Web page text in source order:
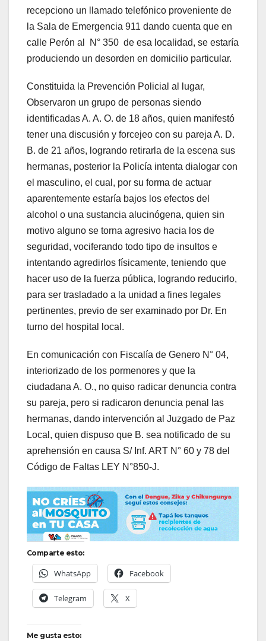
recepciono un llamado telefónico proveniente de
la Sala de Emergencia 911 dando cuenta que en
calle Perón al N° 350 de esa localidad, se estaría
produciendo un desorden en domicilio particular.
Constituida la Prevención Policial al lugar,
Observaron un grupo de personas siendo
identificadas A. A. O. de 18 años, quien manifestó
tener una discusión y forcejeo con su pareja A. D.
B. de 21 años, logrando retirarla de la escena sus
hermanas, posterior la Policía intenta dialogar con
el masculino, el cual, por su forma de actuar
aparentemente estaría bajos los efectos del
alcohol o una sustancia alucinógena, quien sin
motivo alguno se torna agresivo hacia los de
seguridad, vociferando todo tipo de insultos e
intentando agredirlos físicamente, teniendo que
hacer uso de la fuerza pública, logrando reducirlo,
para ser trasladado a la unidad a fines legales
pertinentes, previo de ser examinado por Dr. En
turno del hospital local.
En comunicación con Fiscalía de Genero N° 04,
interiorizado de los pormenores y que la
ciudadana A. O., no quiso radicar denuncia contra
su pareja, pero si radicaron denuncia penal las
hermanas, dando intervención al Juzgado de Paz
Local, quien dispuso que B. sea notificado de su
aprehensión en causa S/ Inf. ART N° 60 y 78 del
Código de Faltas LEY N°850-J.
Comparte esto:
WhatsApp Facebook
Telegram X
Me gusta esto: